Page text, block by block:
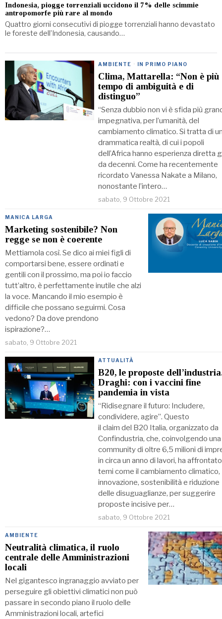
Indonesia, piogge torrenziali uccidono il 7% delle scimmie
antropomorfe più rare al mondo
Quattro giorni consecutivi di piogge torrenziali hanno devastato
le foreste dell’Indonesia, causando…
AMBIENTE · IN PRIMO PIANO
Clima, Mattarella: “Non è più
tempo di ambiguità e di
distinguo”
“Senza dubbio non vi è sfida più
impegnativa, per l’umanità, del
cambiamento climatico. Si tratta di
drammatica realtà, di cui i popoli
dell’Africa hanno esperienza diretta
da decenni. Come ha recentemente
ricordato Vanessa Nakate a Milano,
nonostante l’intero…
sabato, 9 Ottobre 2021
MANICA LARGA
Marketing sostenibile? Non
regge se non è coerente
Mettiamola così. Se dico ai miei figli di
comportarsi bene, essere ordinati e
gentili con il prossimo, ma poi io faccio
tutt’altro, è perfettamente inutile che alzi
la voce. Mancando il mio esempio è
difficile che possano seguirmi. Cosa
vedono? Da dove prendono
ispirazione?…
sabato, 9 Ottobre 2021
ATTUALITÀ
B20, le proposte
Draghi: con i vaccini fine
pandemia in vista
“Ridisegnare il futuro: Includere,
condividere, agire”. Questo
il claim del B20 Italia, organizzato da
Confindustria, che, coinvolgendo una
community di oltre 6,5 milioni di
in circa un anno di lavori, ha affrontato
temi come il cambiamento climatico,
innovazione, sostenibilità e riduzione
delle disuguaglianze, per suggerire
proposte incisive per…
sabato, 9 Ottobre 2021
AMBIENTE
Neutralità climatica, il ruolo
centrale delle Amministrazioni
locali
Nel gigantesco ingranaggio avviato per
perseguire gli obiettivi climatici non può
passare in secondo piano il ruolo delle
Amministrazioni locali, artefici